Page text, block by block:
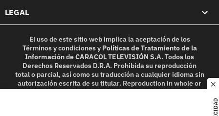
LEGAL
El uso de este sitio web implica la aceptación de los
Términos y condicionesy Políticas de Tratamiento de la
InformacióndeCARACOL TELEVISIÓN S.A.Todos los
Derechos Reservados D.R.A. Prohibida su reproducción
total o parcial, así como su traducción a cualquier idioma sin
autorización escrita de su titular. Reproduction in whole or